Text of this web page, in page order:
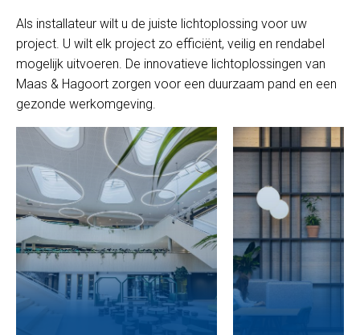
Als installateur wilt u de juiste lichtoplossing voor uw
project. U wilt elk project zo efficiënt, veilig en rendabel
mogelijk uitvoeren. De innovatieve lichtoplossingen van
Maas & Hagoort zorgen voor een duurzaam pand en een
gezonde werkomgeving.